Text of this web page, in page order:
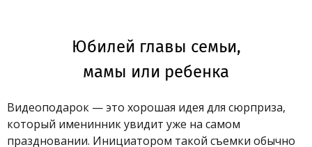
Юбилей главы семьи,
мамы или ребенка
Видеоподарок — это хорошая идея для сюрприза,
который именинник увидит уже на самом
праздновании. Инициатором такой съемки обычно